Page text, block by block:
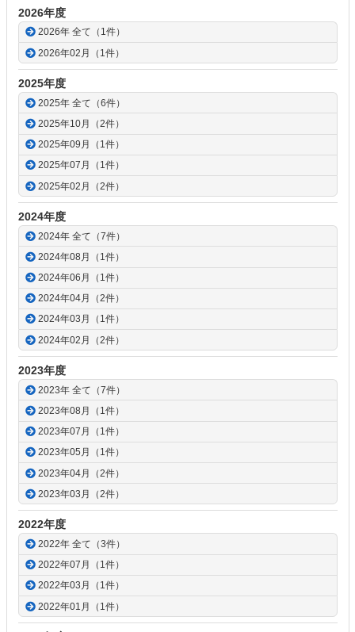
2026年度
2026年 全て（1件）
2026年02月（1件）
2025年度
2025年 全て（6件）
2025年10月（2件）
2025年09月（1件）
2025年07月（1件）
2025年02月（2件）
2024年度
2024年 全て（7件）
2024年08月（1件）
2024年06月（1件）
2024年04月（2件）
2024年03月（1件）
2024年02月（2件）
2023年度
2023年 全て（7件）
2023年08月（1件）
2023年07月（1件）
2023年05月（1件）
2023年04月（2件）
2023年03月（2件）
2022年度
2022年 全て（3件）
2022年07月（1件）
2022年03月（1件）
2022年01月（1件）